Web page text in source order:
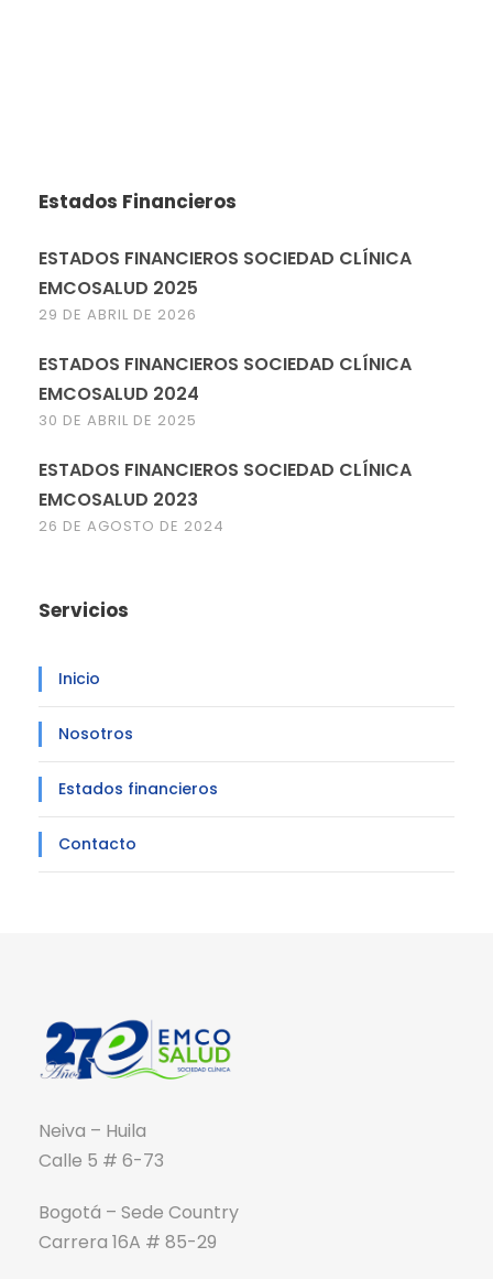
Estados Financieros
ESTADOS FINANCIEROS SOCIEDAD CLÍNICA
EMCOSALUD 2025
29 DE ABRIL DE 2026
ESTADOS FINANCIEROS SOCIEDAD CLÍNICA
EMCOSALUD 2024
30 DE ABRIL DE 2025
ESTADOS FINANCIEROS SOCIEDAD CLÍNICA
EMCOSALUD 2023
26 DE AGOSTO DE 2024
Servicios
Inicio
Nosotros
Estados financieros
Contacto
Neiva – Huila
Calle 5 # 6-73
Bogotá – Sede Country
Carrera 16A # 85-29